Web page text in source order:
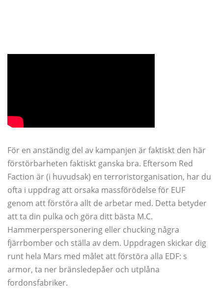
För en anständig del av kampanjen är faktiskt den här
förstörbarheten faktiskt ganska bra. Eftersom Red
Faction är (i huvudsak) en terroristorganisation, har du
ofta i uppdrag att orsaka massförödelse för EUF
genom att förstöra allt de arbetar med. Detta betyder
att ta din pulka och göra ditt bästa M.C.
Hammerperspersonering eller chucking några
fjärrbomber och ställa av dem. Uppdragen skickar dig
runt hela Mars med målet att förstöra alla EDF: s
armor, ta ner bränsledepåer och utplåna
fordonsfabriker.